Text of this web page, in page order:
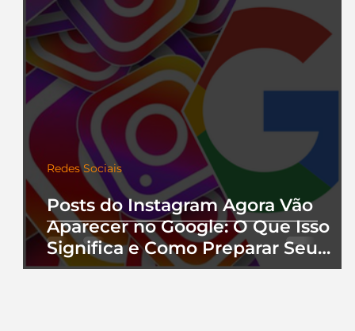
Posts do Instagram Agora Vão
Aparecer no Google: O Que Isso
Significa e Como Preparar Seu
Perfil
Redes Sociais